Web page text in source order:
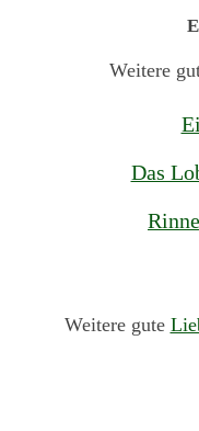
Weitere
Das
Weitere gute